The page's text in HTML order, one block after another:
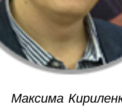
Максима